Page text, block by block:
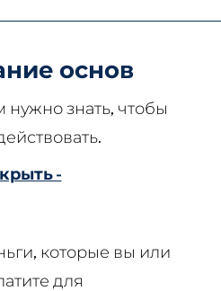
основ
нужно знать, чтобы
-
которые вы или
для